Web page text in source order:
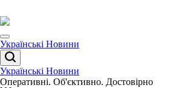
до
вмісту
Menu
Українські Новини
Пошук
Українські Новини
Оперативні. Об'єктивно. Достовірно